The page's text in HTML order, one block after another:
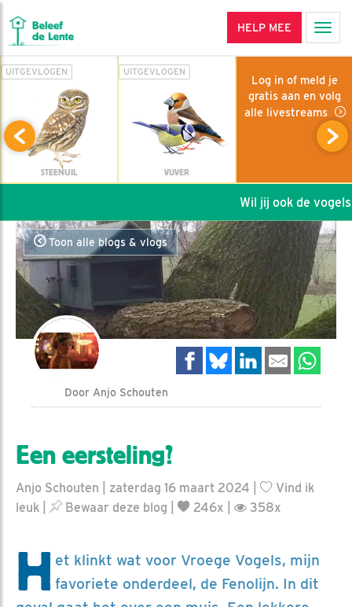
HELP MEE
UITGEVLOGEN
STEENUIL
UITGEVLOGEN
VIJVER
Log in of meld je
gratis aan en volg
alle livestreams
Wil jij ook de
Toon alle blogs & vlogs
Door Anjo Schouten
Een eersteling?
Anjo Schouten | zaterdag 16 maart 2024 |
Vind ik
leuk
Bewaar deze blog 246x | 358x
H et klinkt wat voor Vroege Vogels, mijn
favoriete onderdeel, de Fenolijn. In dit